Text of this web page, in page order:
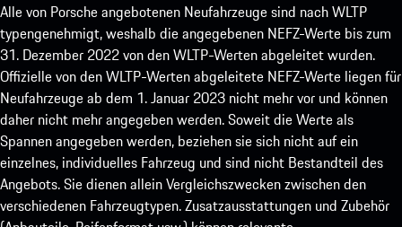
Alle von Porsche angebotenen Neufahrzeuge sind nach WLTP
typengenehmigt, weshalb die angegebenen NEFZ-Werte bis zum
31. Dezember 2022 von den WLTP-Werten abgeleitet wurden.
Offizielle von den WLTP-Werten abgeleitete NEFZ-Werte liegen für
Neufahrzeuge ab dem 1. Januar 2023 nicht mehr vor und können
daher nicht mehr angegeben werden. Soweit die Werte als
Spannen angegeben werden, beziehen sie sich nicht auf ein
einzelnes, individuelles Fahrzeug und sind nicht Bestandteil des
Angebots. Sie dienen allein Vergleichszwecken zwischen den
verschiedenen Fahrzeugtypen. Zusatzausstattungen und Zubehör